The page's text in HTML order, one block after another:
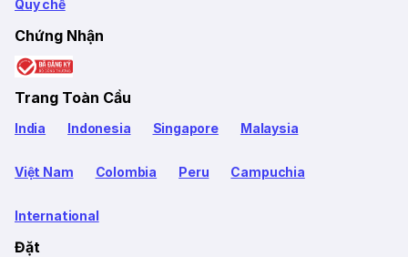
Quy chế
Chứng Nhận
Trang Toàn Cầu
India Indonesia Singapore Malaysia
Việt Nam Colombia Peru Campuchia
International
Đặt